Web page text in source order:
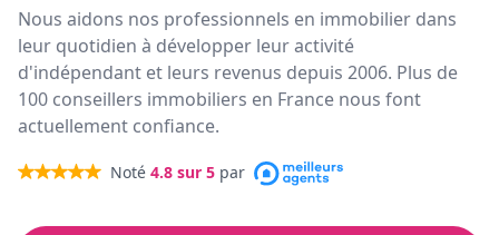
Nous aidons nos professionnels en immobilier dans
leur quotidien à développer leur activité
d'indépendant et leurs revenus depuis 2006. Plus de
100 conseillers immobiliers en France nous font
actuellement confiance.
Noté 4.8 sur 5 par